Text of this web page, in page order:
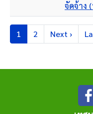
จัดจ้าง
Pagination
Current page
1 Page
2 Next page
Next ›